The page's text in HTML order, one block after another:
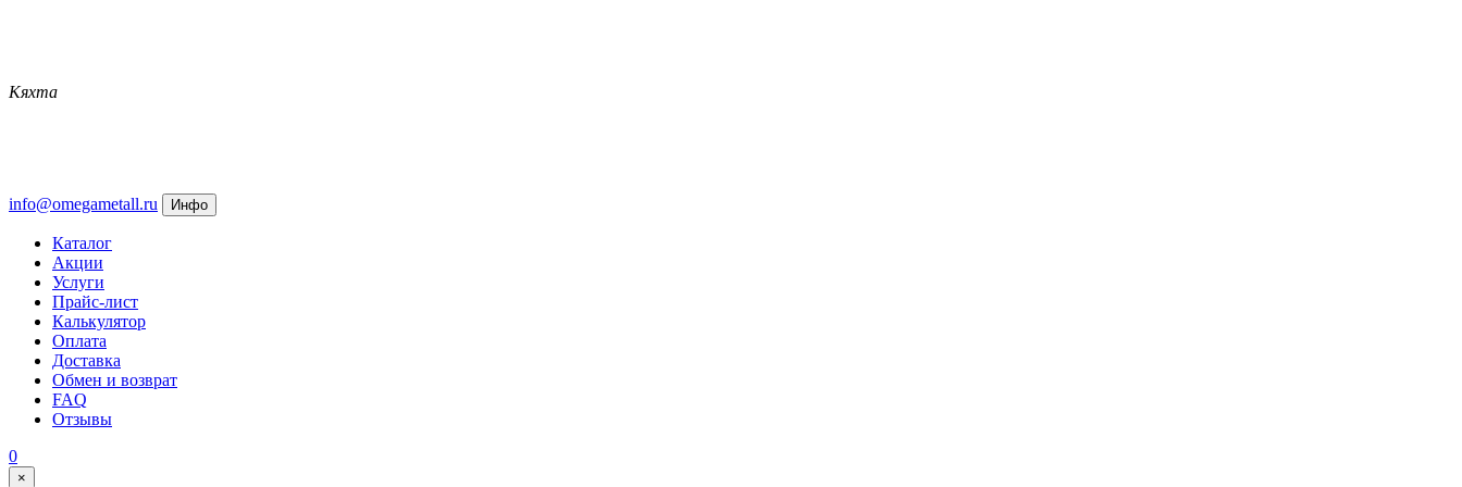
Кяхта
info@omegametall.ru Инфо
Каталог
Акции
Услуги
Прайс-лист
Калькулятор
Оплата
Доставка
Обмен и возврат
FAQ
Отзывы
0
×